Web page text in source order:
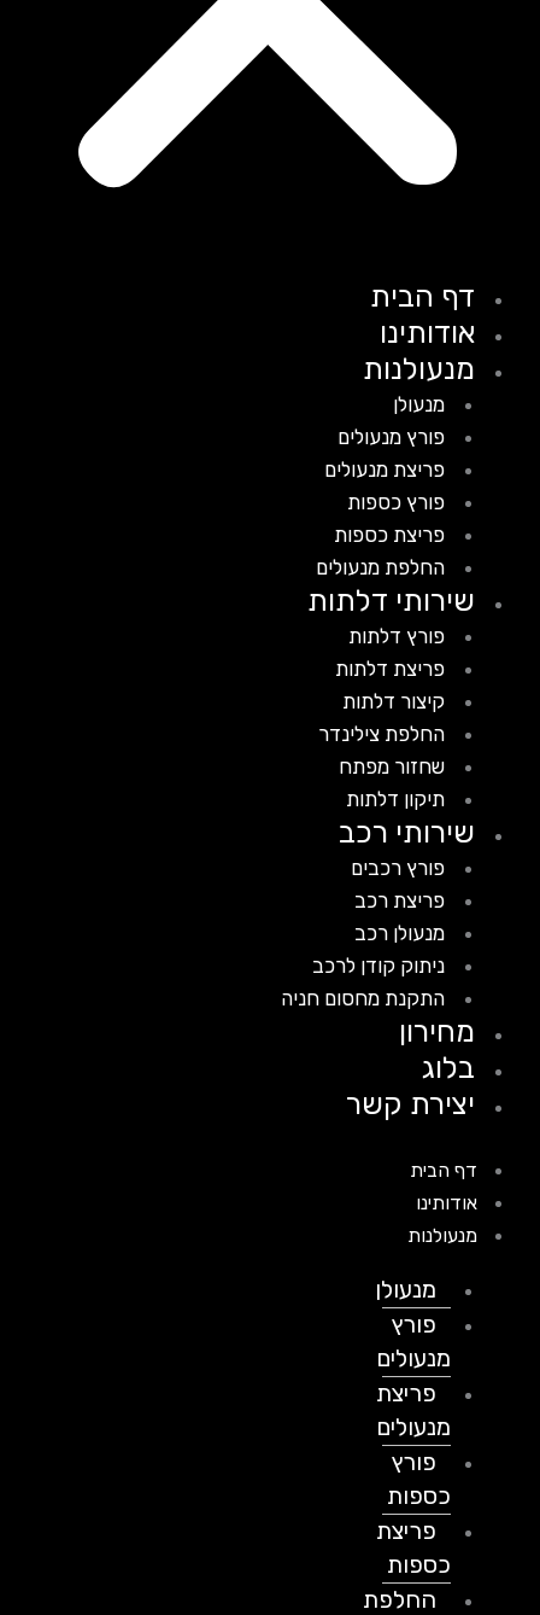
דף הבית
אודותינו
מנעולנות
מנעולן
פורץ מנעולים
פריצת מנעולים
פורץ כספות
פריצת כספות
החלפת מנעולים
שירותי דלתות
פורץ דלתות
פריצת דלתות
קיצור דלתות
החלפת צילינדר
שחזור מפתח
תיקון דלתות
שירותי רכב
פורץ רכבים
פריצת רכב
מנעולן רכב
ניתוק קודן לרכב
התקנת מחסום חניה
מחירון
בלוג
יצירת קשר
דף הבית
אודותינו
מנעולנות
מנעולן
פורץ
מנעולים
פריצת
מנעולים
פורץ
כספות
פריצת
כספות
החלפת